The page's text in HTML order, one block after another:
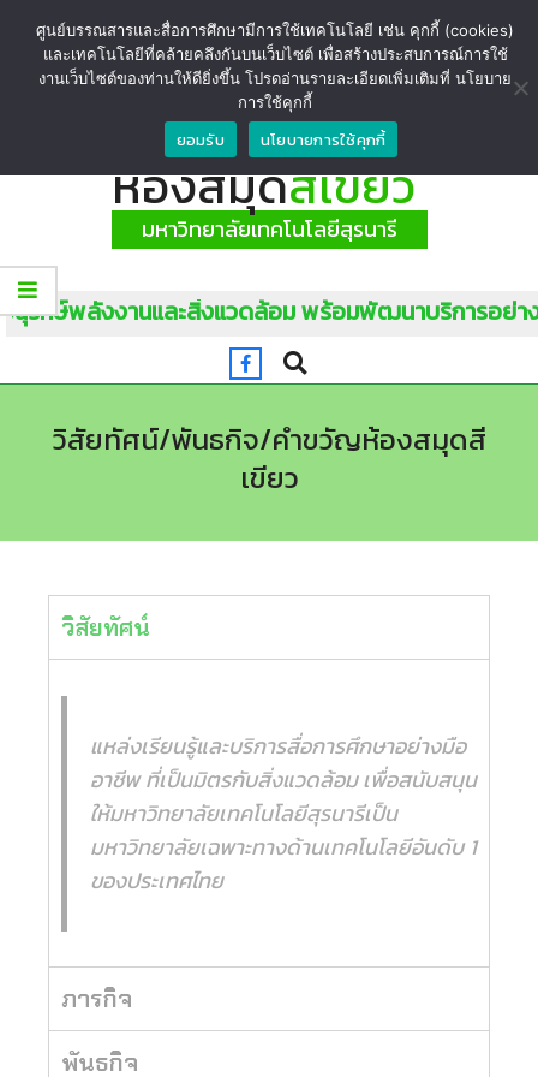
ห้องสมุดสีเขียว
มหาวิทยาลัยเทคโนโลยีสุรนารี
รักษ์พลังงานและสิ่งแวดล้อม พร้อมพัฒนาบริการอย่า
วิสัยทัศน์/พันธกิจ/คำขวัญห้องสมุดสี
เขียว
วิสัยทัศน์
แหล่งเรียนรู้และบริการสื่อการศึกษาอย่างมือ
อาชีพ ที่เป็นมิตรกับสิ่งแวดล้อม เพื่อสนับสนุน
ให้มหาวิทยาลัยเทคโนโลยีสุรนารีเป็น
มหาวิทยาลัยเฉพาะทางด้านเทคโนโลยีอันดับ 1
ของประเทศไทย
ภารกิจ
พันธกิจ
ศูนย์บรรณสารและสื่อการศึกษามีการใช้เทคโนโลยี เช่น คุกกี้ (cookies)
และเทคโนโลยีที่คล้ายคลึงกันบนเว็บไซต์ เพื่อสร้างประสบการณ์การใช้
งานเว็บไซต์ของท่านให้ดียิ่งขึ้น โปรดอ่านรายละเอียดเพิ่มเติมที่ นโยบาย
การใช้คุกกี้
ยอมรับ นโยบายการใช้คุกกี้